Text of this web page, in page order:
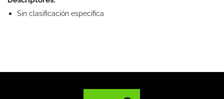
Sin clasificación específica